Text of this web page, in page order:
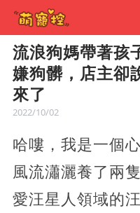
流浪狗媽帶著孩
嫌狗髒，店主卻
來了
2022/10/02
哈嘍，我是一個
風流瀟灑養了兩
愛汪星人領域的